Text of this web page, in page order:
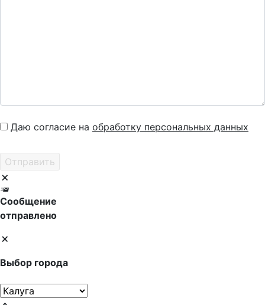
Даю согласие на обработку персональных данных
Сообщение
отправлено
Выбор города